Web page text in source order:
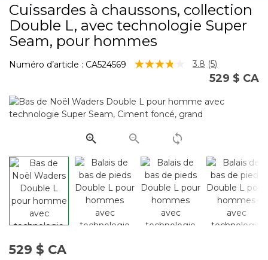
Cuissardes à chaussons, collection
Double L, avec technologie Super
Seam, pour hommes
Numéro d’article : CA524569 5 sur 5 Évaluation des clients
3.8 Lire
les
Lien
(5)
529 $ CA
529 $ CA